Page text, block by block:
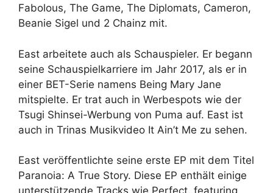
Fabolous, The Game, The Diplomats, Cameron,
Beanie Sigel und 2 Chainz mit.
East arbeitete auch als Schauspieler. Er begann
seine Schauspielkarriere im Jahr 2017, als er in
einer BET-Serie namens Being Mary Jane
mitspielte. Er trat auch in Werbespots wie der
Tsugi Shinsei-Werbung von Puma auf. East ist
auch in Trinas Musikvideo It Ain’t Me zu sehen.
East veröffentlichte seine erste EP mit dem Titel
Paranoia: A True Story. Diese EP enthält einige